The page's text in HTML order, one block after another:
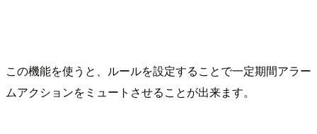
この機能を使うと、ルールを設定することで一定期間アラー
ムアクションをミュートさせることが出来ます。